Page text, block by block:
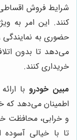
شرایط فروش
کنند. این امر به
حضوری به نمایندگی
می‌دهد تا بدون
خریداری کنند.
مبین خودرو با
اطمینان می‌دهد که
و خرابی، محافظت
تا با خیالی